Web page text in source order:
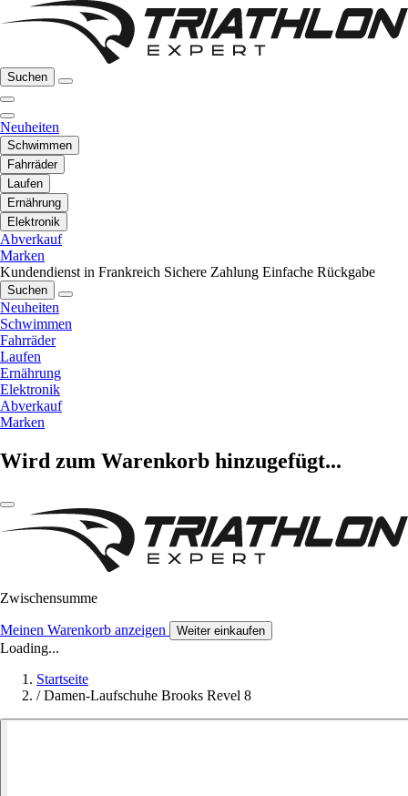
Suchen
Neuheiten
Schwimmen
Fahrräder
Laufen
Ernährung
Elektronik
Abverkauf
Marken
Kundendienst in Frankreich Sichere Zahlung Einfache Rückgabe
Suchen
Neuheiten
Schwimmen
Fahrräder
Laufen
Ernährung
Elektronik
Abverkauf
Marken
Wird zum Warenkorb hinzugefügt...
Zwischensumme
Meinen Warenkorb anzeigen Weiter einkaufen
Loading...
Startseite
/ Damen-Laufschuhe Brooks Revel 8